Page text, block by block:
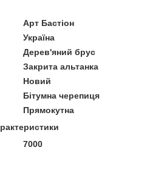
Арт Бастіон
Україна
Дерев'яний брус
Закрита альтанка
Новий
Бітумна черепиця
Прямокутна
7000